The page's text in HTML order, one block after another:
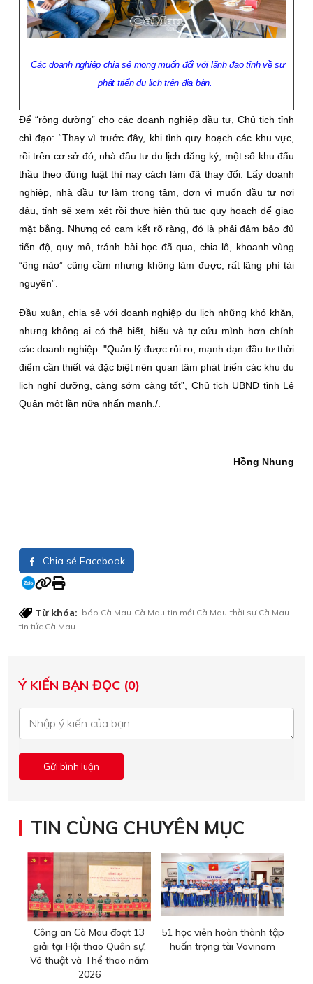
Các doanh nghiệp chia sẻ mong muốn đối với lãnh đạo tỉnh về sự
phát triển du lịch trên địa bàn.
Ðể “rộng đường” cho các doanh nghiệp đầu tư, Chủ tịch tỉnh
chỉ đạo: “Thay vì trước đây, khi tỉnh quy hoạch các khu vực,
rồi trên cơ sở đó, nhà đầu tư du lịch đăng ký, một số khu đấu
thầu theo đúng luật thì nay cách làm đã thay đổi. Lấy doanh
nghiệp, nhà đầu tư làm trọng tâm, đơn vị muốn đầu tư nơi
đâu, tỉnh sẽ xem xét rồi thực hiện thủ tục quy hoạch để giao
mặt bằng. Nhưng có cam kết rõ ràng, đó là phải đảm bảo đủ
tiến độ, quy mô, tránh bài học đã qua, chia lô, khoanh vùng
“ông nào” cũng cầm nhưng không làm được, rất lãng phí tài
nguyên”.
Ðầu xuân, chia sẻ với doanh nghiệp du lịch những khó khăn,
nhưng không ai có thể biết, hiểu và tự cứu mình hơn chính
các doanh nghiệp. "Quản lý được rủi ro, mạnh dạn đầu tư thời
điểm cần thiết và đặc biệt nên quan tâm phát triển các khu du
lịch nghỉ dưỡng, càng sớm càng tốt”, Chủ tịch UBND tỉnh Lê
Quân một lần nữa nhấn mạnh./.
Hồng Nhung
Chia sẻ Facebook
Từ khóa: báo Cà Mau Cà Mau tin mới Cà Mau thời sự Cà Mau
tin tức Cà Mau
Ý KIẾN BẠN ĐỌC (0)
TIN CÙNG CHUYÊN MỤC
Công an Cà Mau đoạt 13
giải tại Hội thao Quân sự,
Võ thuật và Thể thao năm
2026
51 học viên hoàn thành tập
huấn trọng tài Vovinam